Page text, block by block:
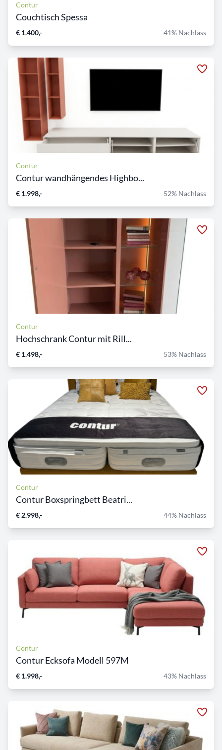
Contur
Couchtisch Spessa
€ 1.400,- 41% Nachlass
Contur
Contur wandhängendes Highbo...
€ 1.998,- 52% Nachlass
Contur
Hochschrank Contur mit Rill...
€ 1.498,- 53% Nachlass
Contur
Contur Boxspringbett Beatri...
€ 2.998,- 44% Nachlass
Contur
Contur Ecksofa Modell 597M
€ 1.998,- 43% Nachlass